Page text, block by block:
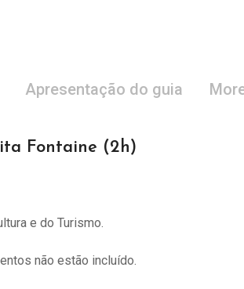
Apresentação do guia
Fontaine (2h)
e do Turismo.
não estão incluído.